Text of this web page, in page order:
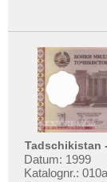
Tadschikistan
Datum: 1999
Katalognr.: